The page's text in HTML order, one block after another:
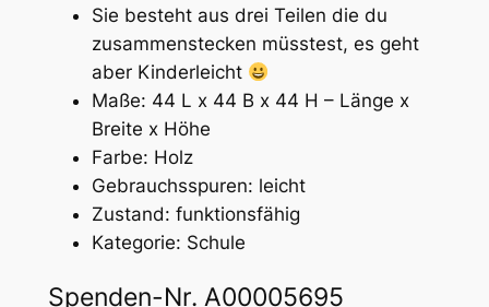
Sie besteht aus drei Teilen die du
zusammenstecken müsstest, es geht
aber Kinderleicht
Maße: 44 L x 44 B x 44 H – Länge x
Breite x Höhe
Farbe: Holz
Gebrauchsspuren: leicht
Zustand: funktionsfähig
Kategorie: Schule
Spenden-Nr. A00005695